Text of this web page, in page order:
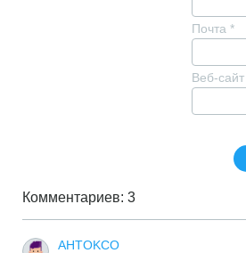
Почта *
Веб-сайт
Комментариев: 3
AHTOKCO